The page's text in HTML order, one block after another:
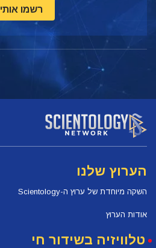
רשמו אותי
הערוץ שלנו
השקה מיוחדת של ערוץ ה-Scientology
אודות הערוץ
טלוויזיה בשידור חי